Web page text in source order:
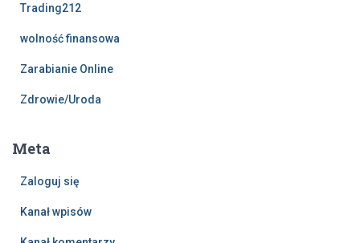
Trading212
wolność finansowa
Zarabianie Online
Zdrowie/Uroda
Meta
Zaloguj się
Kanał wpisów